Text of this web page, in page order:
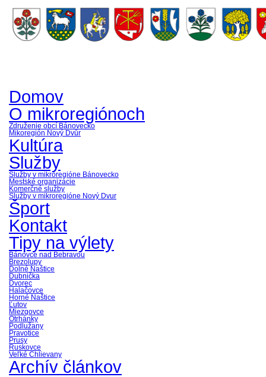
Domov
O mikroregiónoch
Združenie obcí Bánovecko
Mikoregión Nový Dvůr
Kultúra
Služby
Služby v mikroregióne Bánovecko
Mestské organizácie
Komerčné služby
Služby v mikroregióne Nový Dvur
Šport
Kontakt
Tipy na výlety
Bánovce nad Bebravou
Brezolupy
Dolné Naštice
Dubnička
Dvorec
Halačovce
Horné Naštice
Ľutov
Miezgovce
Otrhánky
Podlužany
Pravotice
Prusy
Ruskovce
Veľké Chlievany
Archív článkov